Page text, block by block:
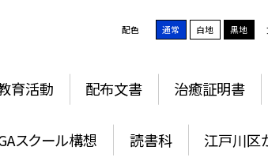
配色 通常 白地 黒地
育活動 配布文書 治癒証明書
スクール構想 読書科 江戸川区